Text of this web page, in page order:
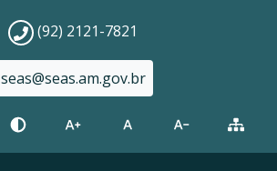
(92) 2121-7821
seas@seas.am.gov.br